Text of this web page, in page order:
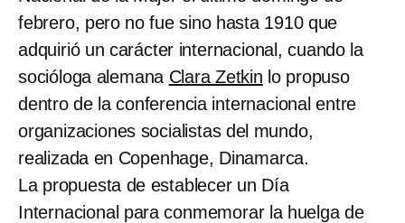
febrero, pero no fue sino hasta 1910 que
adquirió un carácter internacional, cuando la
socióloga alemana Clara Zetkin lo propuso
dentro de la conferencia internacional entre
organizaciones socialistas del mundo,
realizada en Copenhage, Dinamarca.
La propuesta de establecer un Día
Internacional para conmemorar la huelga de